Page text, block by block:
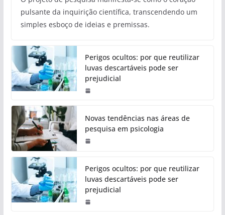
pulsante da inquirição científica, transcendendo um
simples esboço de ideias e premissas.
Perigos ocultos: por que reutilizar
luvas descartáveis pode ser
prejudicial
Novas tendências nas áreas de
pesquisa em psicologia
Perigos ocultos: por que reutilizar
luvas descartáveis pode ser
prejudicial